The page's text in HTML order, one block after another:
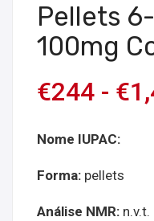
Pellets
100mg
€244 - €
Nome IUPAC:
Forma: pellets
Análise NMR: n.v.t.